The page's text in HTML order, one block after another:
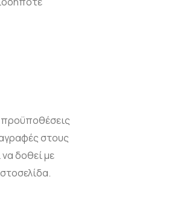
προϋποθέσεις
στους
δοθεί με